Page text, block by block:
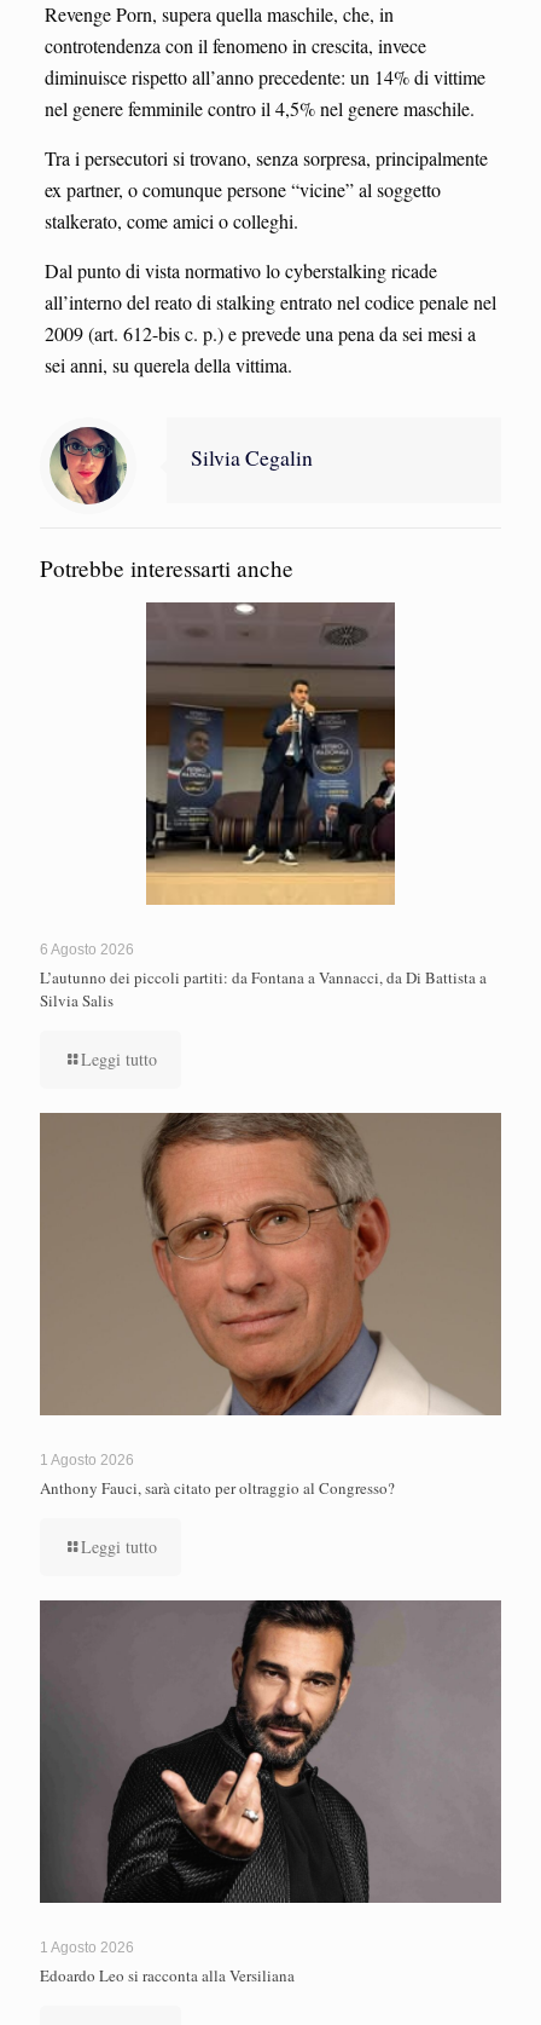
Revenge Porn, supera quella maschile, che, in
controtendenza con il fenomeno in crescita, invece
diminuisce rispetto all’anno precedente: un 14% di vittime
nel genere femminile contro il 4,5% nel genere maschile.
Tra i persecutori si trovano, senza sorpresa, principalmente
ex partner, o comunque persone “vicine” al soggetto
stalkerato, come amici o colleghi.
Dal punto di vista normativo lo cyberstalking ricade
all’interno del reato di stalking entrato nel codice penale nel
2009 (art. 612-bis c. p.) e prevede una pena da sei mesi a
sei anni, su querela della vittima.
Silvia Cegalin
Potrebbe interessarti anche
6 Agosto 2026
L’autunno dei piccoli partiti: da Fontana a Vannacci, da Di Battista a
Silvia Salis
Leggi tutto
1 Agosto 2026
Anthony Fauci, sarà citato per oltraggio al Congresso?
Leggi tutto
1 Agosto 2026
Edoardo Leo si racconta alla Versiliana